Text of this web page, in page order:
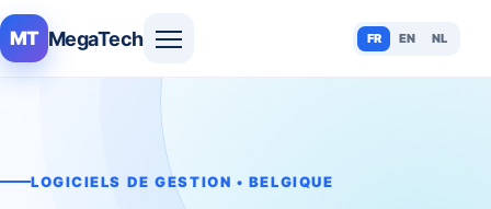
MT MegaTech FR EN NL
LOGICIELS DE GESTION • BELGIQUE